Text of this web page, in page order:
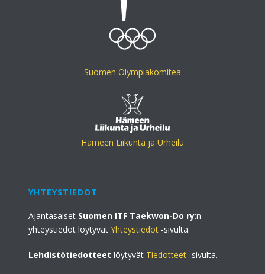
Suomen Olympiakomitea
Hämeen Liikunta ja Urheilu
YHTEYSTIEDOT
Ajantasaiset Suomen ITF Taekwon-Do ry:n
yhteystiedot löytyvätYhteystiedot -sivulta.
Lehdistötiedotteet löytyvät Tiedotteet -sivulta.